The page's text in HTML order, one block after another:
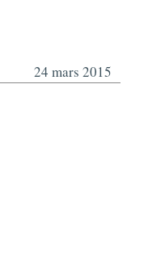
24 mars 2015